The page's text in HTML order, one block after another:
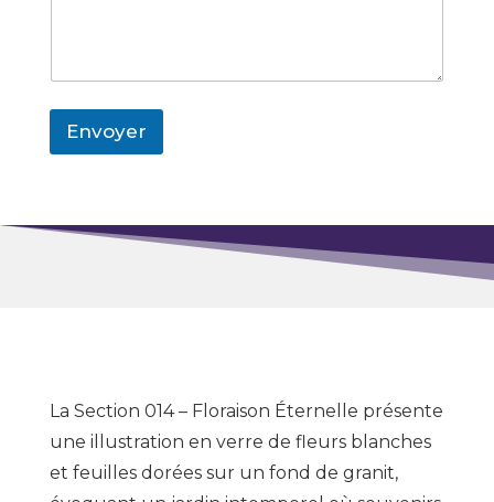
Envoyer
La Section 014 – Floraison Éternelle présente
une illustration en verre de fleurs blanches
et feuilles dorées sur un fond de granit,